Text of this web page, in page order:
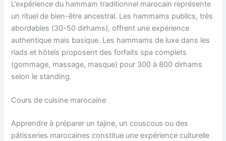
L’expérience du hammam traditionnel marocain représente
un rituel de bien-être ancestral. Les hammams publics, très
abordables (30-50 dirhams), offrent une expérience
authentique mais basique. Les hammams de luxe dans les
riads et hôtels proposent des forfaits spa complets
(gommage, massage, masque) pour 300 à 800 dirhams
selon le standing.
Cours de cuisine marocaine
Apprendre à préparer un tajine, un couscous ou des
pâtisseries marocaines constitue une expérience culturelle